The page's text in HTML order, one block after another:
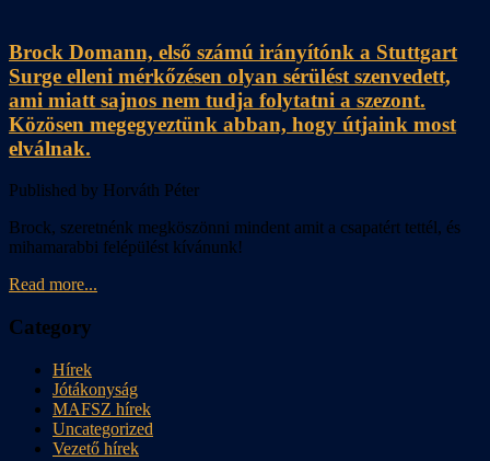
Brock Domann, első számú irányítónk a Stuttgart
Surge elleni mérkőzésen olyan sérülést szenvedett,
ami miatt sajnos nem tudja folytatni a szezont.
Közösen megegyeztünk abban, hogy útjaink most
elválnak.
Published by Horváth Péter
Brock, szeretnénk megköszönni mindent amit a csapatért tettél, és
mihamarabbi felépülést kívánunk!
Read more...
Category
Hírek
Jótákonyság
MAFSZ hírek
Uncategorized
Vezető hírek